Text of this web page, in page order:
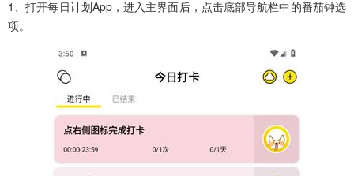
1、打开每日计划app，进入主界面后，点击底部导航栏中的番茄钟选
项。